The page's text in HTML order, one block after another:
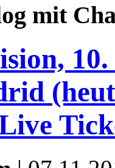
mit